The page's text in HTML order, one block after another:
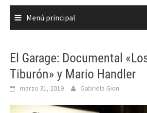
Menú principal
El Garage: Documental
Tiburón» y Mario Handler
marzo 31, 2019 Gabriela Gion